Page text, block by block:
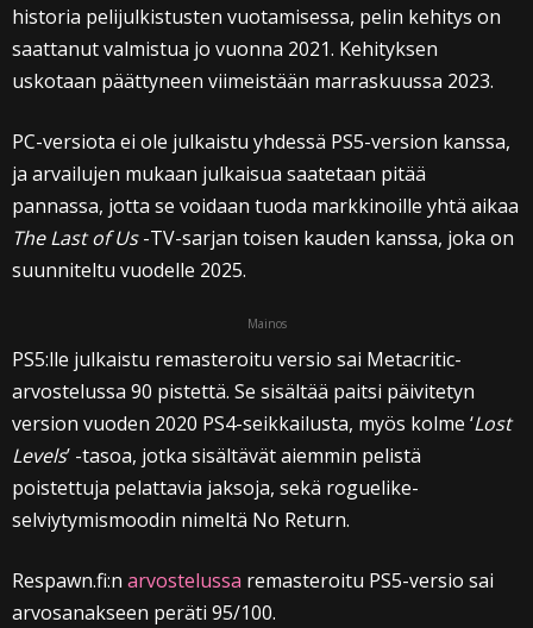
historia pelijulkistusten vuotamisessa, pelin kehitys on
saattanut valmistua jo vuonna 2021. Kehityksen
uskotaan päättyneen viimeistään marraskuussa 2023.
PC-versiota ei ole julkaistu yhdessä PS5-version kanssa,
ja arvailujen mukaan julkaisua saatetaan pitää
pannassa, jotta se voidaan tuoda markkinoille yhtä aikaa
The Last of Us-TV-sarjan toisen kauden kanssa, joka on
suunniteltu vuodelle 2025.
Mainos
PS5:lle julkaistu remasteroitu versio sai Metacritic-
arvostelussa 90 pistettä. Se sisältää paitsi päivitetyn
version vuoden 2020 PS4-seikkailusta, myös kolme ‘Lost
Levels’ -tasoa, jotka sisältävät aiemmin pelistä
poistettuja pelattavia jaksoja, sekä roguelike-
selviytymismoodin nimeltä No Return.
Respawn.fi:n arvostelussa remasteroitu PS5-versio sai
arvosanakseen peräti 95/100.